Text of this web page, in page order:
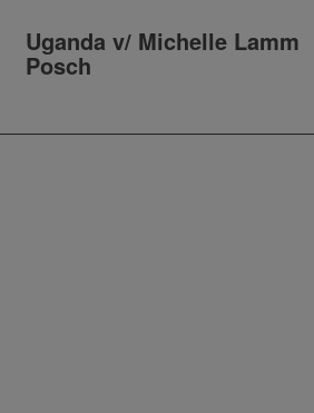
Uganda v/ Michelle Lamm
Posch